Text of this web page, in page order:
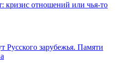
кризис отношений или чья-то
зарубежья. Памяти